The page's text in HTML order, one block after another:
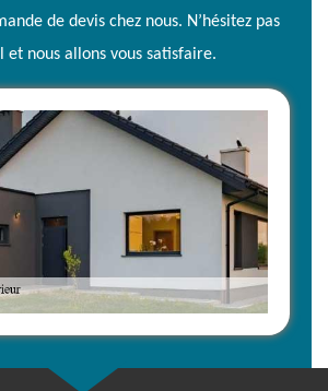
de devis chez nous. N’hésitez pas
et nous allons vous satisfaire.